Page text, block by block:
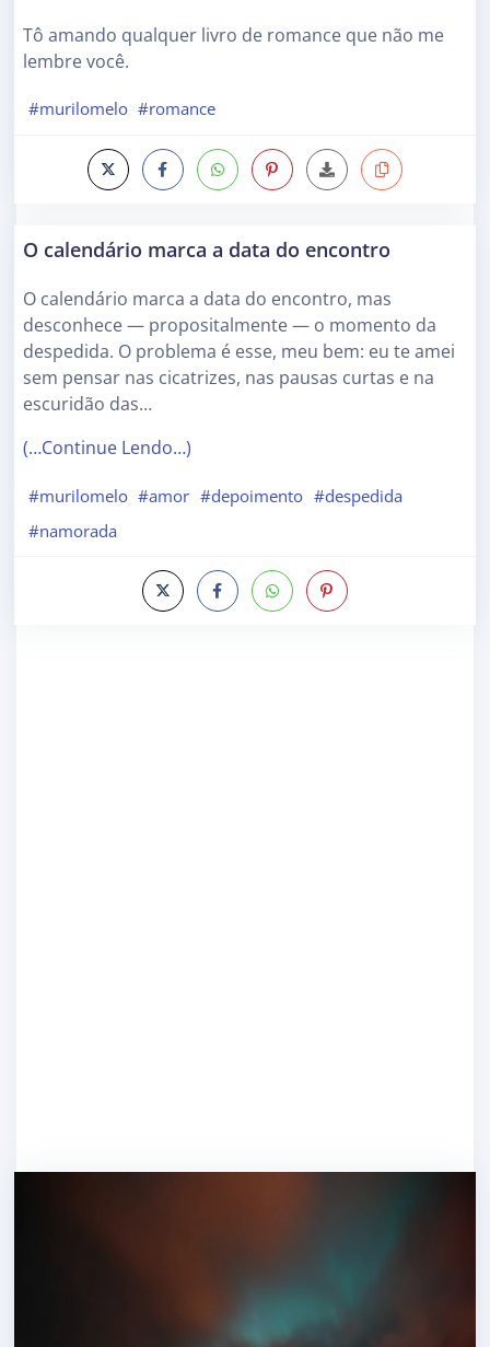
Tô amando qualquer livro de romance que não me
lembre você.
#murilomelo #romance
O calendário marca a data do encontro
O calendário marca a data do encontro, mas
desconhece — propositalmente — o momento da
despedida. O problema é esse, meu bem: eu te amei
sem pensar nas cicatrizes, nas pausas curtas e na
escuridão das…
(…Continue Lendo…)
#murilomelo #amor #depoimento #despedida
#namorada